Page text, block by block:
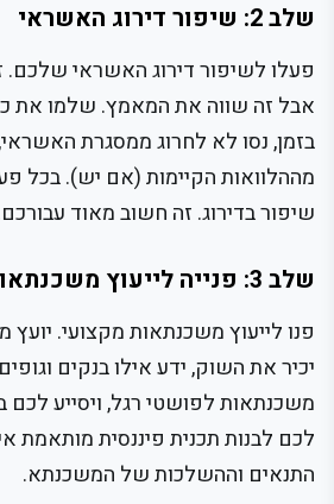
שלב 2: שיפור דירוג האשראי
פעלו לשיפור דירוג האשראי שלכם.
אבל זה שווה את המאמץ. שלמו את
בזמן, נסו לא לחרוג ממסגרת
מההלוואות הקיימות (אם יש). בכל
שיפור בדירוג. זה חשוב מאוד
שלב 3: פנייה לייעוץ משכנתאות
פנו לייעוץ משכנתאות מקצועי.
יכיר את השוק, ידע אילו בנקים
משכנתאות לפושטי רגל, ויסייע לכם
לכם לבנות תכנית פיננסית מותאמת
התנאים וההשלכות של המשכנתא.